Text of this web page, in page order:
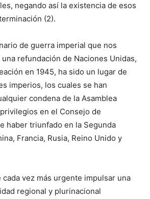
negando así la existencia de esos
(2).
de guerra imperial que nos
refundación de Naciones Unidas,
en 1945, ha sido un lugar de
imperios, los cuales se han
condena de la Asamblea
en el Consejo de
haber triunfado en la Segunda
Francia, Rusia, Reino Unido y
cada vez más urgente impulsar una
regional y plurinacional